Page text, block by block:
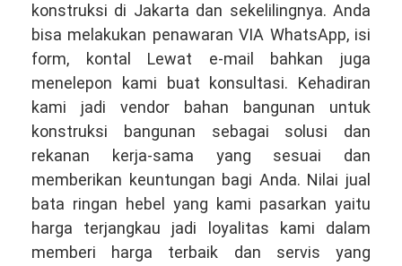
konstruksi di Jakarta dan sekelilingnya. Anda
bisa melakukan penawaran VIA WhatsApp, isi
form, kontal Lewat e-mail bahkan juga
menelepon kami buat konsultasi. Kehadiran
kami jadi vendor bahan bangunan untuk
konstruksi bangunan sebagai solusi dan
rekanan kerja-sama yang sesuai dan
memberikan keuntungan bagi Anda. Nilai jual
bata ringan hebel yang kami pasarkan yaitu
harga terjangkau jadi loyalitas kami dalam
memberi harga terbaik dan servis yang